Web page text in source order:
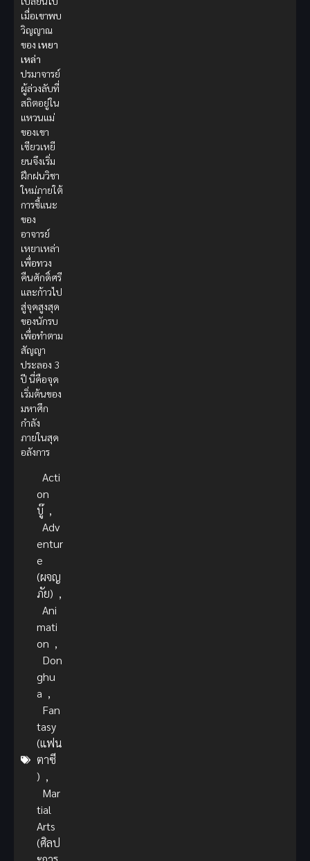
เมื่อเขาพบ
วิญญาณ
ของ เหยา
เหล่า
ปรมาจารย์
ผู้ล่วงลับที่
สถิตอยู่ใน
แหวนแม่
ของเขา
เซียวเหยี
ยนจึงเริ่ม
ฝึกฝนวิชา
ใหม่ภายใต้
การชี้แนะ
ของ
อาจารย์
เหยาเหล่า
เพื่อทวง
คืนศักดิ์ศรี
และก้าวไป
สู่จุดสูงสุด
ของนักรบ
เพื่อทำตาม
สัญญา
ประลอง 3
ปี นี่คือจุด
เริ่มต้นของ
มหาศึก
กำลัง
ภายในสุด
อลังการ
Acti
on
บู๊ ,
Adv
entur
e
(ผจญ
ภัย) ,
Ani
mati
on ,
Don
ghu
a ,
Fan
tasy
(แฟน
ตาซี
) ,
Mar
tial
Arts
(ศิลป